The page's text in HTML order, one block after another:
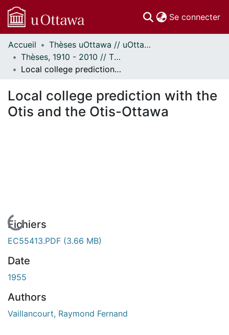
Se connecter
Communautés
et collections
Parcourir
À propos
Accueil
Thèses uOttawa // uOttawa Theses
Thèses, 1910 - 2010 // Theses, 1910 - 2010
Local college prediction with the Otis and the Otis-Ottawa
Local college prediction with the
Otis and the Otis-Ottawa
En cours de chargement...
Fichiers
EC55413.PDF (3.66 MB)
Date
1955
Authors
Vaillancourt, Raymond Fernand